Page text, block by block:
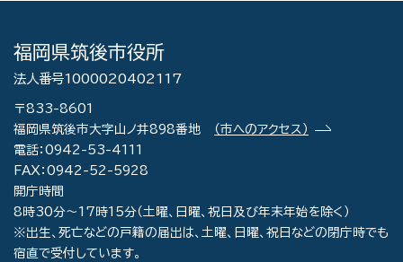
福岡県筑後市役所
法人番号1000020402117
〒833-8601
福岡県筑後市大字山ノ井898番地
（市へのアクセス）
電話：0942-53-4111
FAX：0942-52-5928
開庁時間
8時30分～17時15分（土曜、日曜、祝日及び年末年始を除く）
※出生、死亡などの戸籍の届出は、土曜、日曜、祝日などの閉庁時でも
宿直で受付しています。